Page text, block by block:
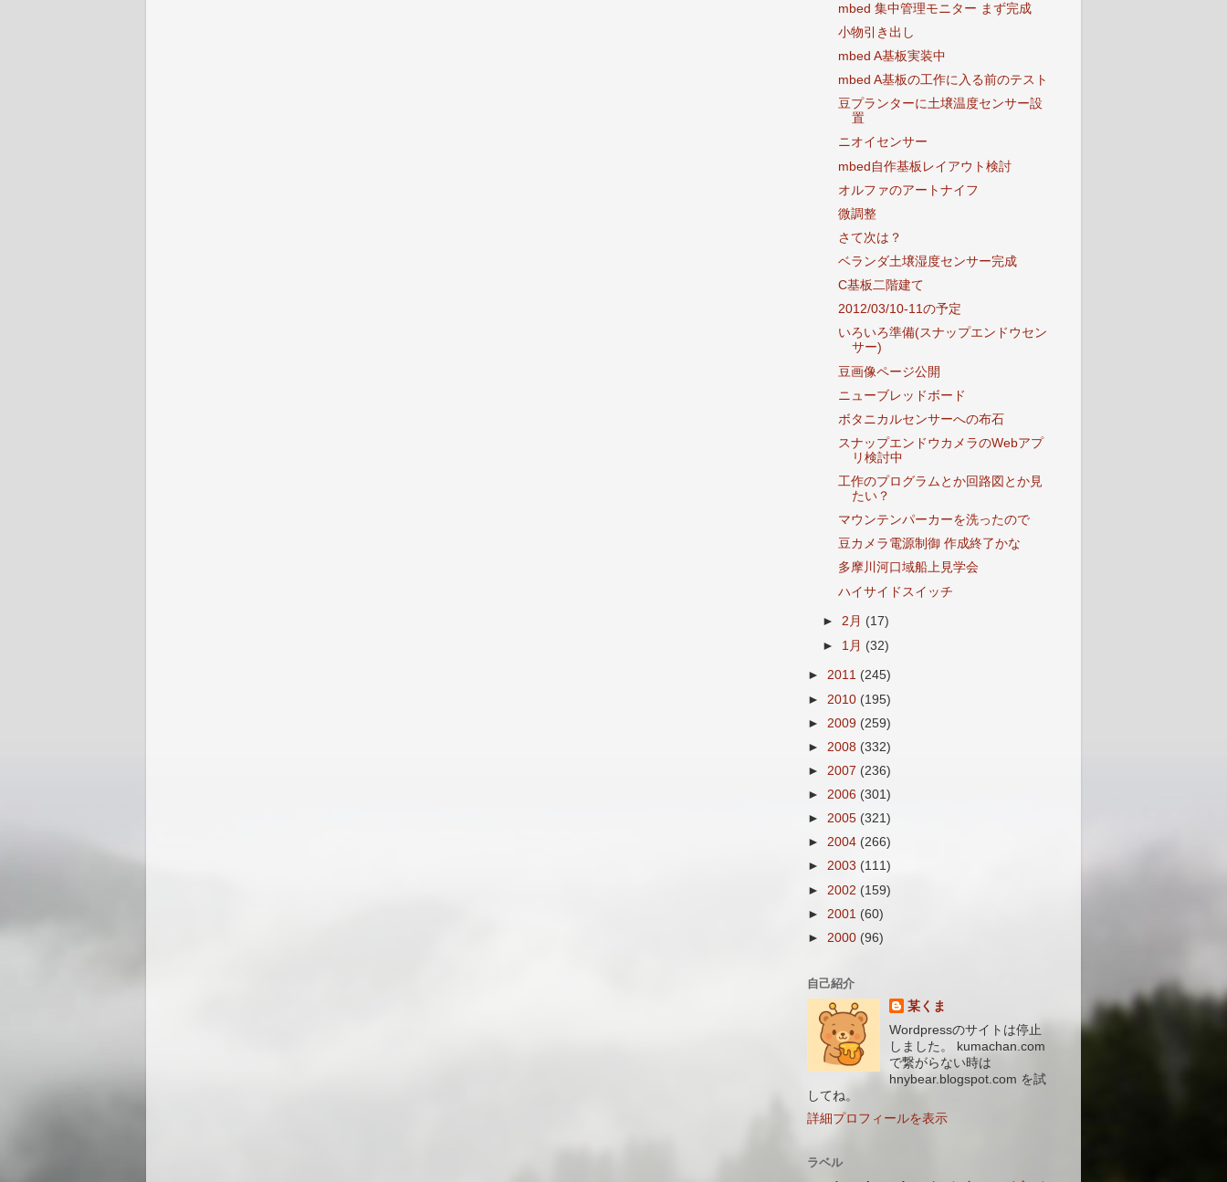
mbed 集中管理モニター まず完成
小物引き出し
mbed A基板実装中
mbed A基板の工作に入る前のテスト
豆プランターに土壌温度センサー設
置
ニオイセンサー
mbed自作基板レイアウト検討
オルファのアートナイフ
微調整
さて次は？
ベランダ土壌湿度センサー完成
C基板二階建て
2012/03/10-11の予定
いろいろ準備(スナップエンドウセン
サー)
豆画像ページ公開
ニューブレッドボード
ボタニカルセンサーへの布石
スナップエンドウカメラのWebアプ
リ検討中
工作のプログラムとか回路図とか見
たい？
マウンテンパーカーを洗ったので
豆カメラ電源制御 作成終了かな
多摩川河口域船上見学会
ハイサイドスイッチ
►2月 (17)
► 1月 (32)
► 2011 (245)
► 2010 (195)
► 2009 (259)
► 2008 (332)
► 2007 (236)
► 2006 (301)
► 2005 (321)
► 2004 (266)
► 2003 (111)
► 2002 (159)
► 2001 (60)
► 2000 (96)
自己紹介
某くま
Wordpressのサイトは停止
しました。 kumachan.com
で繋がらない時は
hnybear.blogspot.com を試
してね。
詳細プロフィールを表示
ラベル